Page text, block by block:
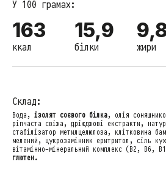
У 100 грамах:
163
ккал
15,9
білки жири
Склад:
Вода, ізолят соєвого білка, олія
ріпчаста свіжа, дріжджові екстракти,
стабілізатор метилцелюлоза, клітковина
мелений, цукрозамінник еритритол, сіль
вітамінно-мінеральний комплекс (В2, В6,
глютен.